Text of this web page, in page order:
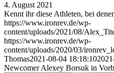
4. August 2021
Kennt ihr diese Athleten, bei
https://www.ironrev.de/wp-
content/uploads/2021/08/
https://www.ironrev.de/wp-
content/uploads/2020/03/
Thomas2021-08-04 18:18:10
Newcomer Alexey Borsuk in